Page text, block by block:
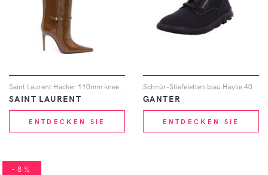
Saint Laurent Hacker 110mm knee-high boots - Braun
SAINT LAURENT
ENTDECKEN SIE
Schnür-Stiefeletten blau Haylie 40
GANTER
ENTDECKEN SIE
-8%